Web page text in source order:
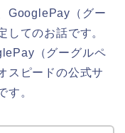
GooglePay（グー
してのお話です。
（グーグルペ
スピードの公式サ
す。